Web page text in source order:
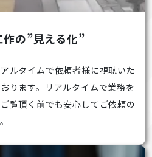
の”見える化”
ルタイムで依頼者様に視聴いた
ります。リアルタイムで業務を
覧頂く前でも安心してご依頼の